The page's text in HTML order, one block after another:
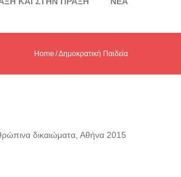
Home Δημοκρατική Παιδεία
δικαιώματα, Αθήνα 2015